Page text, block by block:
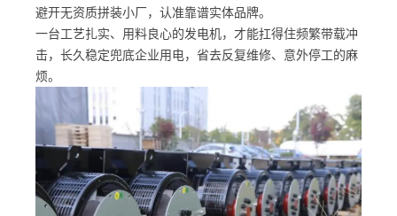
避开无资质拼装小厂，认准靠谱实体品牌。
一台工艺扎实、用料良心的发电机，才能扛得住频繁带载冲
击，长久稳定兜底企业用电，省去反复维修、意外停工的麻
烦。